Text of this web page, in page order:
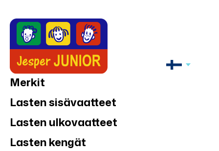
Merkit
Lasten sisävaatteet
Lasten ulkovaatteet
Lasten kengät